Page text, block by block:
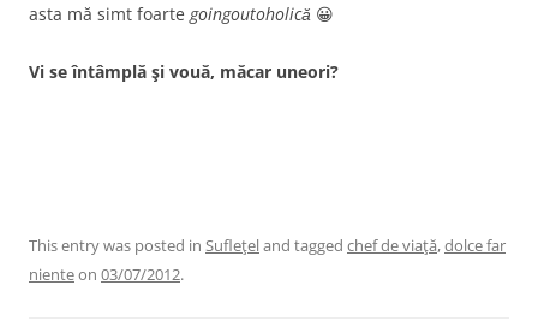
asta mă simt foarte goingoutoholică 😀
Vi se întâmplă şi vouă, măcar uneori?
This entry was posted in Sufleţeland tagged chef de viaţă,dolce far
nienteon 03/07/2012.